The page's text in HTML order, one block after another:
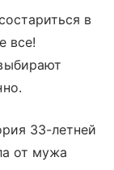
в
все!
33-летней
от мужа